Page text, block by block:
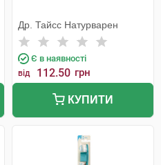
Др. Тайсс Натурварен
Є в наявності
від 112.50 грн
КУПИТИ